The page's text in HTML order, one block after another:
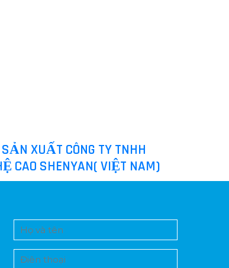
XUẤT CÔNG TY TNHH
CAO SHENYAN( VIỆT NAM)